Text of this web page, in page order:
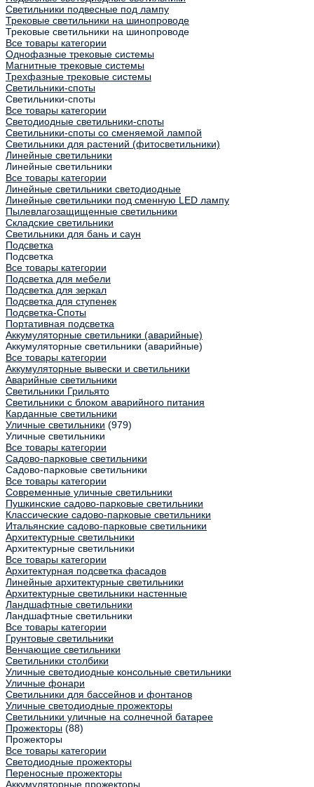
Светильники подвесные под лампу
Трековые светильники на шинопроводе
Трековые светильники на шинопроводе
Все товары категории
Однофазные трековые системы
Магнитные трековые системы
Трехфазные трековые системы
Светильники-споты
Светильники-споты
Все товары категории
Светодиодные светильники-споты
Светильники-споты со сменяемой лампой
Светильники для растений (фитосветильники)
Линейные светильники
Линейные светильники
Все товары категории
Линейные светильники светодиодные
Линейные светильники под сменную LED лампу
Пылевлагозащищенные светильники
Складские светильники
Светильники для бань и саун
Подсветка
Подсветка
Все товары категории
Подсветка для мебели
Подсветка для зеркал
Подсветка для ступенек
Подсветка-Споты
Портативная подсветка
Аккумуляторные светильники (аварийные)
Аккумуляторные светильники (аварийные)
Все товары категории
Аккумуляторные вывески и светильники
Аварийные светильники
Светильники Грильято
Светильники с блоком аварийного питания
Карданные светильники
Уличные светильники (979)
Уличные светильники
Все товары категории
Садово-парковые светильники
Садово-парковые светильники
Все товары категории
Современные уличные светильники
Пушкинские садово-парковые светильники
Классические садово-парковые светильники
Итальянские садово-парковые светильники
Архитектурные светильники
Архитектурные светильники
Все товары категории
Архитектурная подсветка фасадов
Линейные архитектурные светильники
Архитектурные светильники настенные
Ландшафтные светильники
Ландшафтные светильники
Все товары категории
Грунтовые светильники
Венчающие светильники
Светильники столбики
Уличные светодиодные консольные светильники
Уличные фонари
Светильники для бассейнов и фонтанов
Уличные светодиодные прожекторы
Светильники уличные на солнечной батарее
Прожекторы (88)
Прожекторы
Все товары категории
Светодиодные прожекторы
Переносные прожекторы
Аккумуляторные прожекторы